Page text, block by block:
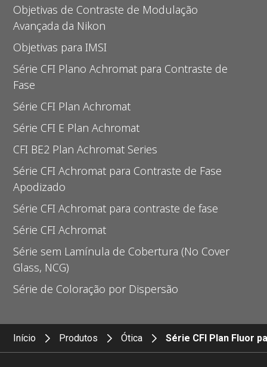
Objetivas de Contraste de Modulação
Avançada da Nikon
Objetivas para IMSI
Série CFI Plano Achromat para Contraste de
Fase
Série CFI Plan Achromat
Série CFI E Plan Achromat
CFI BE2 Plan Achromat Series
Série CFI Achromat para Contraste de Fase
Apodizado
Série CFI Achromat para contraste de fase
Série CFI Achromat
Série sem Lamínula de Cobertura (No Cover
Glass, NCG)
Série de Coloração por Dispersão
Início Produtos Ótica Série CFI Plan Fluor